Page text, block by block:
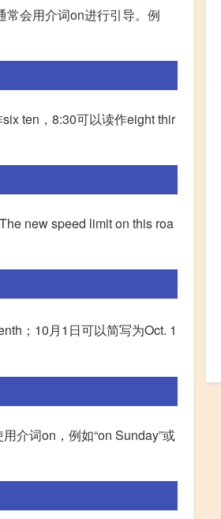
常会用介词on进行引导。例
ten，8:30可以读作eight thir
new speed limit on this roa
；10月1日可以简写为Oct. 1
介词on，例如“on Sunday”或